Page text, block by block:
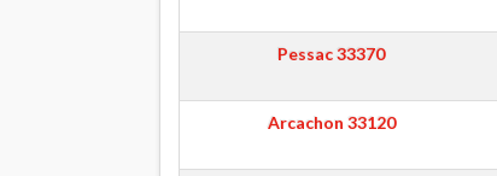
Pessac33370
Arcachon 33120